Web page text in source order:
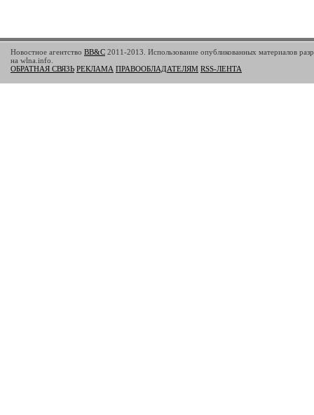
Новостное агентство BB&C 2011-2013. Использование опубликованных материалов
на wlna.info.
ОБРАТНАЯ СВЯЗЬ РЕКЛАМА ПРАВООБЛАДАТЕЛЯМ RSS-ЛЕНТА